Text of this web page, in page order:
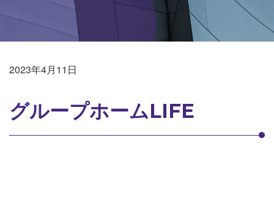
2023年4月11日
グループホームLIFE